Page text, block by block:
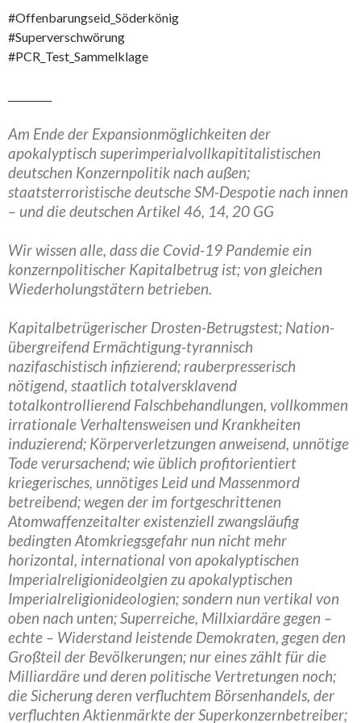
#Offenbarungseid_Söderkönig
#Superverschwörung
#PCR_Test_Sammelklage
Am Ende der Expansionmöglichkeiten der
apokalyptisch superimperialvollkapititalistischen
deutschen Konzernpolitik nach außen;
staatsterroristische deutsche SM-Despotie nach innen
– und die deutschen Artikel 46, 14, 20 GG
Wir wissen alle, dass die Covid-19 Pandemie ein
konzernpolitischer Kapitalbetrug ist; von gleichen
Wiederholungstätern betrieben.
Kapitalbetrügerischer Drosten-Betrugstest; Nation-
übergreifend Ermächtigung-tyrannisch
nazifaschistisch infizierend; rauberpresserisch
nötigend, staatlich totalversklavend
totalkontrollierend Falschbehandlungen, vollkommen
irrationale Verhaltensweisen und Krankheiten
induzierend; Körperverletzungen anweisend, unnötige
Tode verursachend; wie üblich profitorientiert
kriegerisches, unnötiges Leid und Massenmord
betreibend; wegen der im fortgeschrittenen
Atomwaffenzeitalter existenziell zwangsläufig
bedingten Atomkriegsgefahr nun nicht mehr
horizontal, international von apokalyptischen
Imperialreligionideolgien zu apokalyptischen
Imperialreligionideologien; sondern nun vertikal von
oben nach unten; Superreiche, Millxiardäre gegen –
echte – Widerstand leistende Demokraten, gegen den
Großteil der Bevölkerungen; nur eines zählt für die
Milliardäre und deren politische Vertretungen noch;
die Sicherung deren verfluchtem Börsenhandels, der
verfluchten Aktienmärkte der Superkonzernbetreiber;